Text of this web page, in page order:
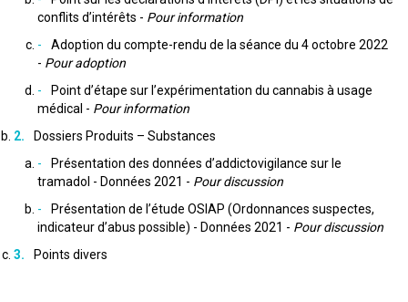
conflits d’intérêts - Pour information
Adoption du compte-rendu de la séance du 4 octobre 2022
- Pour adoption
Point d’étape sur l’expérimentation du cannabis à usage
médical - Pour information
Dossiers Produits – Substances
Présentation des données d’addictovigilance sur le
tramadol - Données 2021 - Pour discussion
Présentation de l’étude OSIAP (Ordonnances suspectes,
indicateur d’abus possible) - Données 2021 - Pour discussion
Points divers